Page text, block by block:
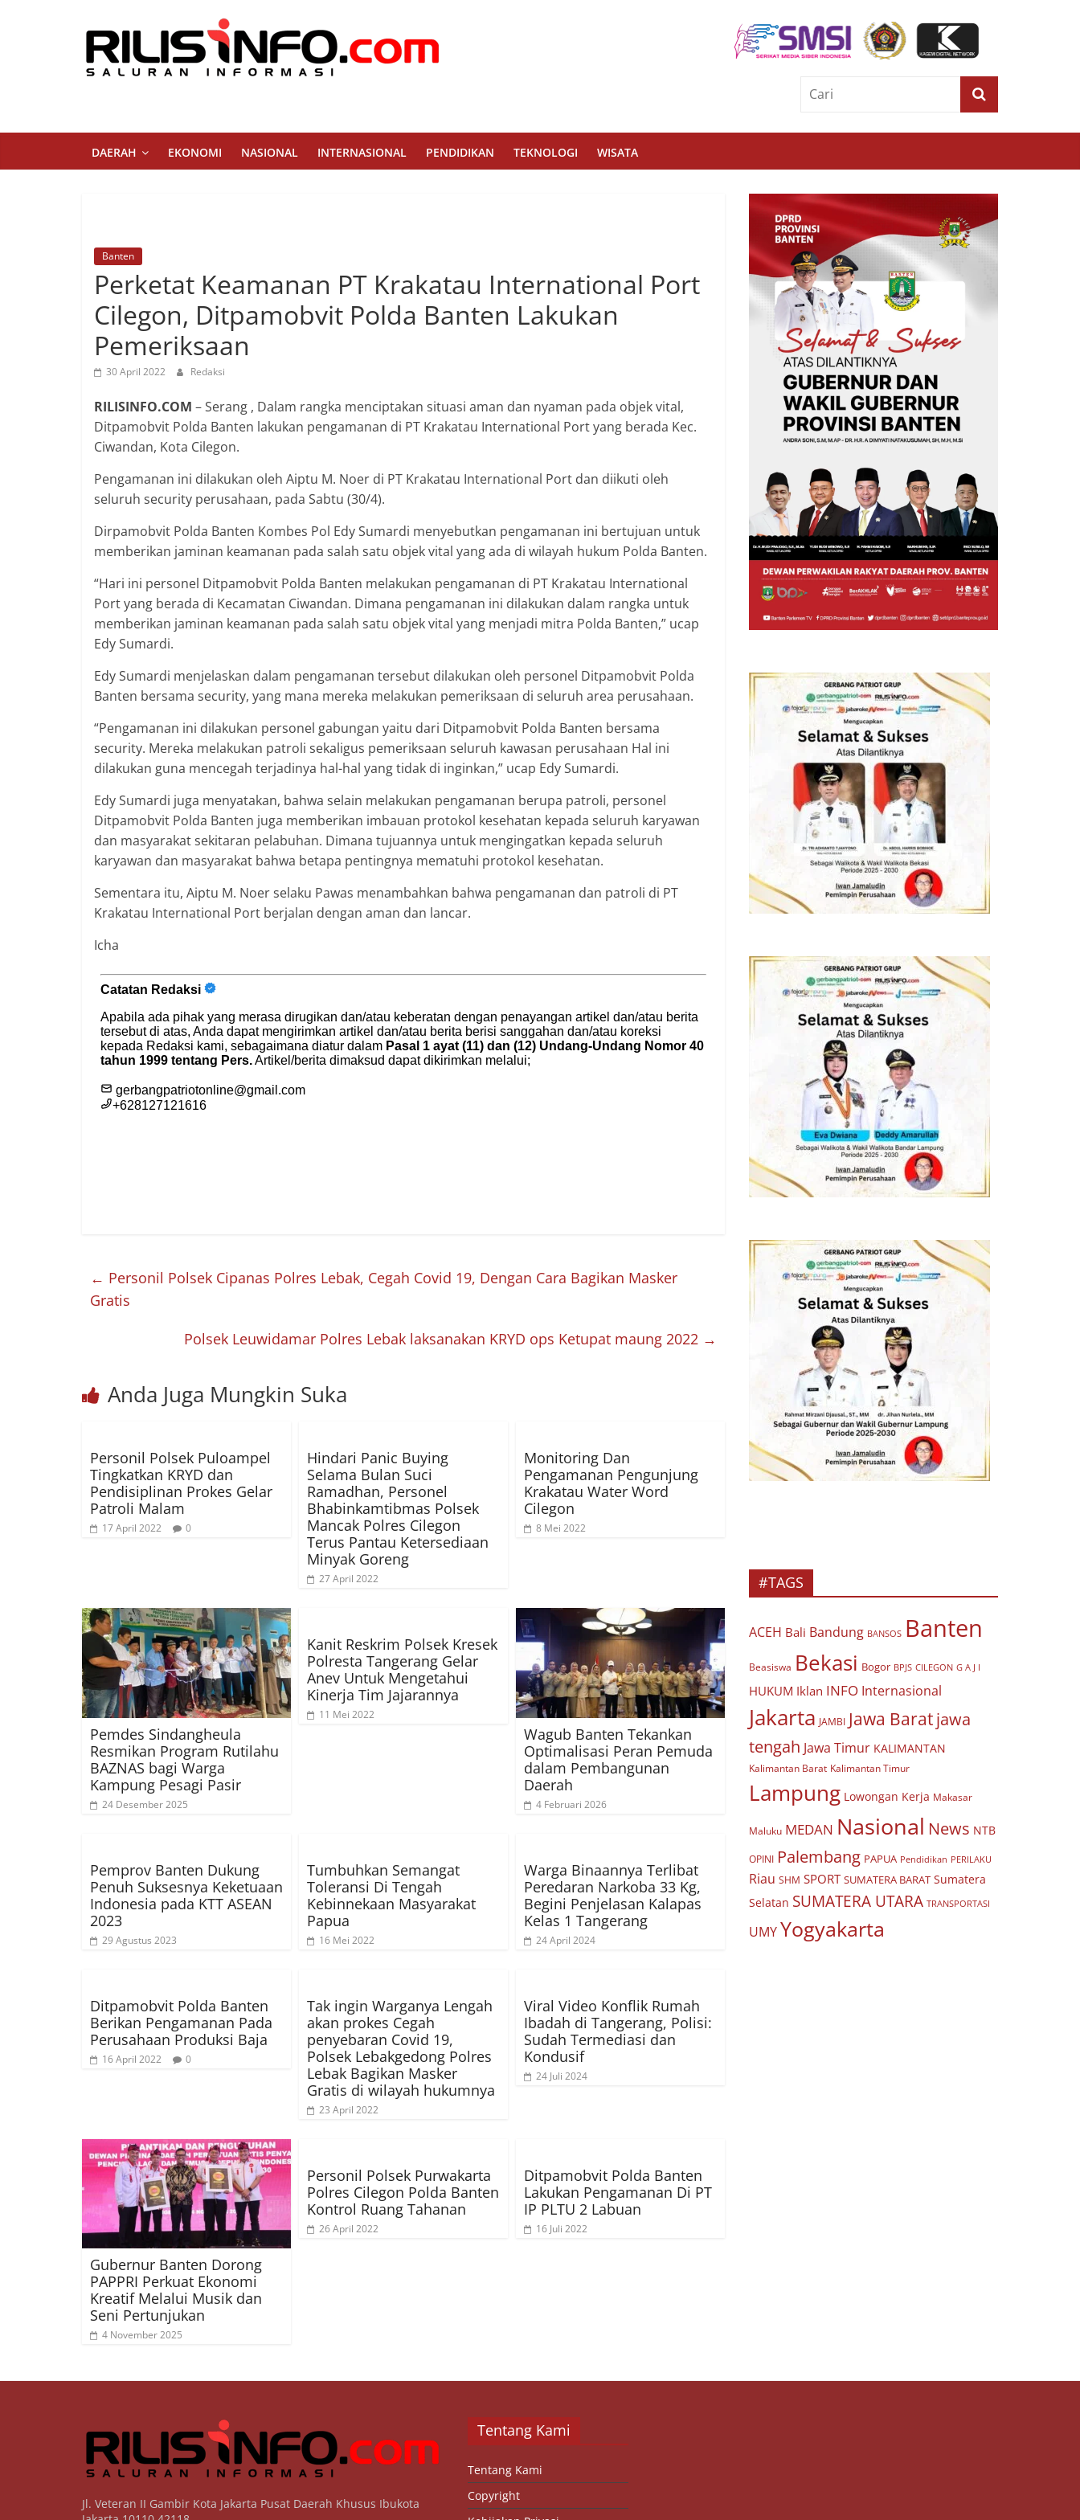
Rilis
Info
Saluran
Informasi
DAERAH EKONOMI NASIONAL INTERNASIONAL PENDIDIKAN TEKNOLOGI WISATA
Banten
Perketat Keamanan PT Krakatau International Port
Cilegon, Ditpamobvit Polda Banten Lakukan
Pemeriksaan
30 April 2022 Redaksi
RILISINFO.COM – Serang , Dalam rangka menciptakan situasi aman dan nyaman pada objek vital,
Ditpamobvit Polda Banten lakukan pengamanan di PT Krakatau International Port yang berada Kec.
Ciwandan, Kota Cilegon.
Pengamanan ini dilakukan oleh Aiptu M. Noer di PT Krakatau International Port dan diikuti oleh
seluruh security perusahaan, pada Sabtu (30/4).
Dirpamobvit Polda Banten Kombes Pol Edy Sumardi menyebutkan pengamanan ini bertujuan untuk
memberikan jaminan keamanan pada salah satu objek vital yang ada di wilayah hukum Polda Banten.
“Hari ini personel Ditpamobvit Polda Banten melakukan pengamanan di PT Krakatau International
Port yang berada di Kecamatan Ciwandan. Dimana pengamanan ini dilakukan dalam rangka untuk
memberikan jaminan keamanan pada salah satu objek vital yang menjadi mitra Polda Banten,” ucap
Edy Sumardi.
Edy Sumardi menjelaskan dalam pengamanan tersebut dilakukan oleh personel Ditpamobvit Polda
Banten bersama security, yang mana mereka melakukan pemeriksaan di seluruh area perusahaan.
“Pengamanan ini dilakukan personel gabungan yaitu dari Ditpamobvit Polda Banten bersama
security. Mereka melakukan patroli sekaligus pemeriksaan seluruh kawasan perusahaan Hal ini
dilakukan guna mencegah terjadinya hal-hal yang tidak di inginkan,” ucap Edy Sumardi.
Edy Sumardi juga menyatakan, bahwa selain melakukan pengamanan berupa patroli, personel
Ditpamobvit Polda Banten juga memberikan imbauan protokol kesehatan kepada seluruh karyawan
dan masyarakat sekitaran pelabuhan. Dimana tujuannya untuk mengingatkan kepada seluruh
karyawan dan masyarakat bahwa betapa pentingnya mematuhi protokol kesehatan.
Sementara itu, Aiptu M. Noer selaku Pawas menambahkan bahwa pengamanan dan patroli di PT
Krakatau International Port berjalan dengan aman dan lancar.
Icha
← Personil Polsek Cipanas Polres Lebak, Cegah Covid 19, Dengan Cara Bagikan Masker
Gratis
Polsek Leuwidamar Polres Lebak laksanakan KRYD ops Ketupat maung 2022 →
Anda Juga Mungkin Suka
Personil Polsek Puloampel
Tingkatkan KRYD dan
Pendisiplinan Prokes Gelar
Patroli Malam
17 April 2022 0
Hindari Panic Buying
Selama Bulan Suci
Ramadhan, Personel
Bhabinkamtibmas Polsek
Mancak Polres Cilegon
Terus Pantau Ketersediaan
Minyak Goreng
27 April 2022
Monitoring Dan
Pengamanan Pengunjung
Krakatau Water Word
Cilegon
8 Mei 2022
Pemdes Sindangheula
Resmikan Program Rutilahu
BAZNAS bagi Warga
Kampung Pesagi Pasir
24 Desember 2025
Kanit Reskrim Polsek Kresek
Polresta Tangerang Gelar
Anev Untuk Mengetahui
Kinerja Tim Jajarannya
11 Mei 2022
Wagub Banten Tekankan
Optimalisasi Peran Pemuda
dalam Pembangunan
Daerah
4 Februari 2026
Pemprov Banten Dukung
Penuh Suksesnya Keketuaan
Indonesia pada KTT ASEAN
2023
29 Agustus 2023
Tumbuhkan Semangat
Toleransi Di Tengah
Kebinnekaan Masyarakat
Papua
16 Mei 2022
Warga Binaannya Terlibat
Peredaran Narkoba 33 Kg,
Begini Penjelasan Kalapas
Kelas 1 Tangerang
24 April 2024
Ditpamobvit Polda Banten
Berikan Pengamanan Pada
Perusahaan Produksi Baja
16 April 2022 0
Tak ingin Warganya Lengah
akan prokes Cegah
penyebaran Covid 19,
Polsek Lebakgedong Polres
Lebak Bagikan Masker
Gratis di wilayah hukumnya
23 April 2022
Viral Video Konflik Rumah
Ibadah di Tangerang, Polisi:
Sudah Termediasi dan
Kondusif
24 Juli 2024
Gubernur Banten Dorong
PAPPRI Perkuat Ekonomi
Kreatif Melalui Musik dan
Seni Pertunjukan
4 November 2025
Personil Polsek Purwakarta
Polres Cilegon Polda Banten
Kontrol Ruang Tahanan
26 April 2022
Ditpamobvit Polda Banten
Lakukan Pengamanan Di PT
IP PLTU 2 Labuan
16 Juli 2022
#TAGS
ACEH Bali Bandung BANSOS Banten
Beasiswa Bekasi Bogor BPJS CILEGON G A J I
HUKUM Iklan INFO Internasional
Jakarta JAMBI Jawa Baratjawa
tengah Jawa Timur KALIMANTAN
Kalimantan Barat Kalimantan Timur
Lampung Lowongan Kerja Makasar
Maluku MEDAN Nasional News NTB
OPINI Palembang PAPUA Pendidikan PERILAKU
Riau SHM SPORT SUMATERA BARAT Sumatera
Selatan SUMATERA UTARA TRANSPORTASI
UMYYogyakarta
Jl. Veteran II Gambir Kota Jakarta Pusat Daerah Khusus Ibukota
Tentang Kami
Tentang Kami
Copyright